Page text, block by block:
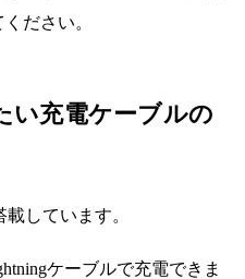
ださい。
い充電ケーブルの
しています。
ケーブルで充電できま